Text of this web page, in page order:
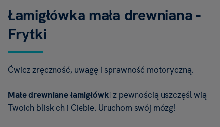
Łamigłówka mała drewniana -
Frytki
Ćwicz zręczność, uwagę i sprawność motoryczną.
Małe drewniane łamigłówkiz pewnością uszczęśliwią
Twoich bliskich i Ciebie. Uruchom swój mózg!